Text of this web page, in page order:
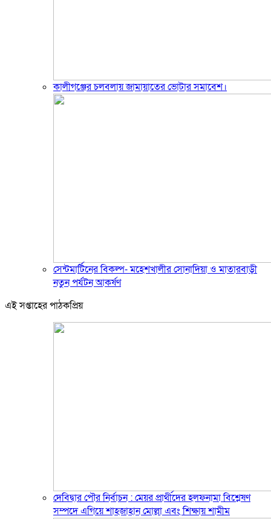
কালীগঞ্জের চলবলায় জামায়াতের ভোটার সমাবেশ।
সেন্টমার্টিনের বিকল্প- মহেশখালীর সোনাদিয়া ও মাতারবাড়ী
নতুন পর্যটন আকর্ষণ
এই সপ্তাহের পাঠকপ্রিয়
দেবিদ্বার পৌর নির্বাচন : মেয়র প্রার্থীদের হলফনামা বিশ্লেষণ
সম্পদে এগিয়ে শাহজাহান মোল্লা এবং শিক্ষায় শামীম